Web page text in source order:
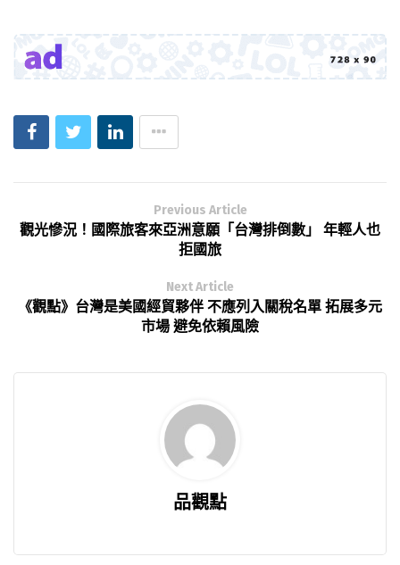
Previous Article
觀光慘況！國際旅客來亞洲意願「台灣排倒數」 年輕人也
拒國旅
Next Article
《觀點》台灣是美國經貿夥伴 不應列入關稅名單 拓展多元
市場 避免依賴風險
品觀點